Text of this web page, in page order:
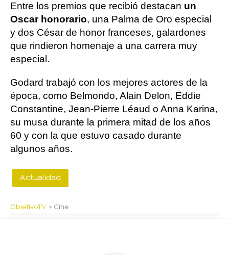
Entre los premios que recibió destacan un
Oscar honorario, una Palma de Oro especial
y dos César de honor franceses, galardones
que rindieron homenaje a una carrera muy
especial.
Godard trabajó con los mejores actores de la
época, como Belmondo, Alain Delon, Eddie
Constantine, Jean-Pierre Léaud o Anna Karina,
su musa durante la primera mitad de los años
60 y con la que estuvo casado durante
algunos años.
Actualidad
ObjetivoTV » Cine